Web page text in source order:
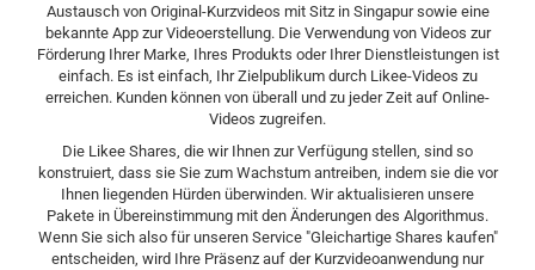
Austausch von Original-Kurzvideos mit Sitz in Singapur sowie eine
bekannte App zur Videoerstellung. Die Verwendung von Videos zur
Förderung Ihrer Marke, Ihres Produkts oder Ihrer Dienstleistungen ist
einfach. Es ist einfach, Ihr Zielpublikum durch Likee-Videos zu
erreichen. Kunden können von überall und zu jeder Zeit auf Online-
Videos zugreifen.
Die Likee Shares, die wir Ihnen zur Verfügung stellen, sind so
konstruiert, dass sie Sie zum Wachstum antreiben, indem sie die vor
Ihnen liegenden Hürden überwinden. Wir aktualisieren unsere
Pakete in Übereinstimmung mit den Änderungen des Algorithmus.
Wenn Sie sich also für unseren Service "Gleichartige Shares kaufen"
entscheiden, wird Ihre Präsenz auf der Kurzvideoanwendung nur